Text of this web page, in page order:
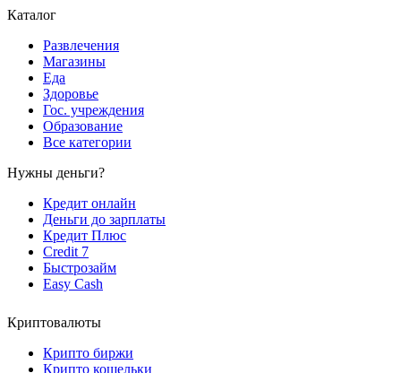
Каталог
Развлечения
Магазины
Еда
Здоровье
Гос. учреждения
Образование
Все категории
Нужны деньги?
Кредит онлайн
Деньги до зарплаты
Кредит Плюс
Credit 7
Быстрозайм
Easy Cash
Криптовалюты
Крипто биржи
Крипто кошельки